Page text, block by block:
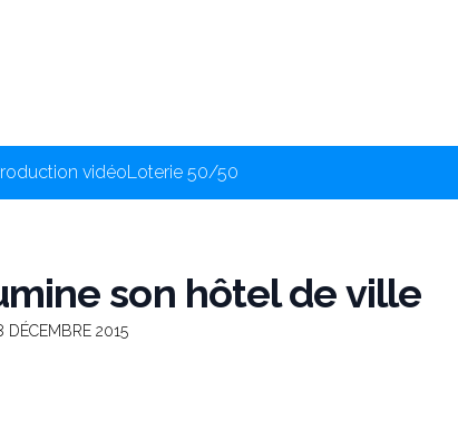
vidéoLoterie 50/50
son hôtel de ville
DÉCEMBRE 2015